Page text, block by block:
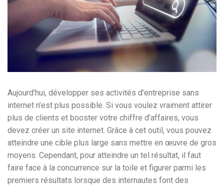
Aujourd’hui, développer ses activités d’entreprise sans
internet n’est plus possible. Si vous voulez vraiment attirer
plus de clients et booster votre chiffre d’affaires, vous
devez créer un site internet. Grâce à cet outil, vous pouvez
atteindre une cible plus large sans mettre en œuvre de gros
moyens. Cependant, pour atteindre un tel résultat, il faut
faire face à la concurrence sur la toile et figurer parmi les
premiers résultats lorsque des internautes font des